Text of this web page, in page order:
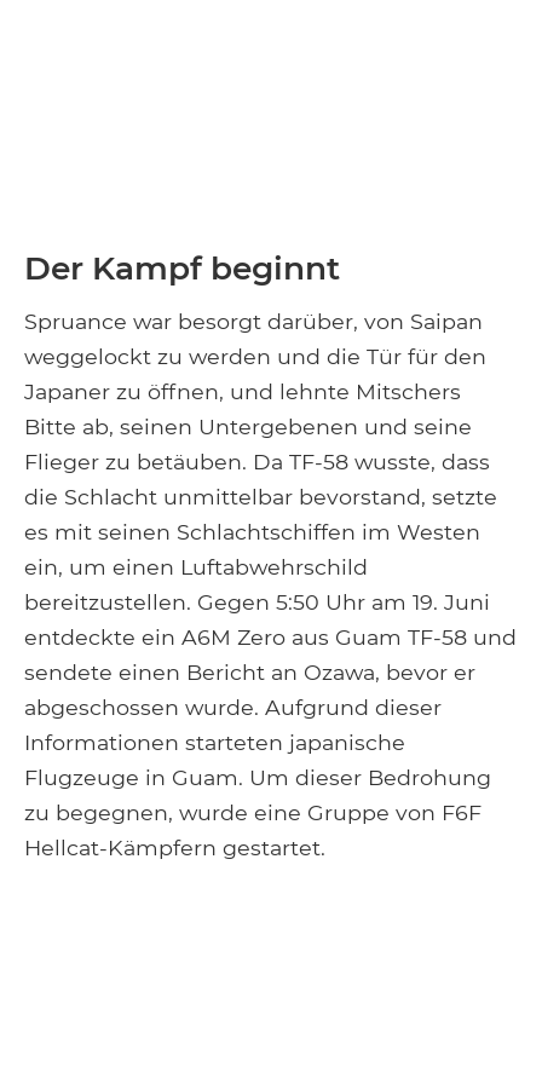
Der Kampf beginnt
Spruance war besorgt darüber, von Saipan
weggelockt zu werden und die Tür für den
Japaner zu öffnen, und lehnte Mitschers
Bitte ab, seinen Untergebenen und seine
Flieger zu betäuben. Da TF-58 wusste, dass
die Schlacht unmittelbar bevorstand, setzte
es mit seinen Schlachtschiffen im Westen
ein, um einen Luftabwehrschild
bereitzustellen. Gegen 5:50 Uhr am 19. Juni
entdeckte ein A6M Zero aus Guam TF-58 und
sendete einen Bericht an Ozawa, bevor er
abgeschossen wurde. Aufgrund dieser
Informationen starteten japanische
Flugzeuge in Guam. Um dieser Bedrohung
zu begegnen, wurde eine Gruppe von F6F
Hellcat-Kämpfern gestartet.